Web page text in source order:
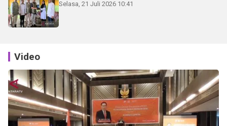
Selasa, 21 Juli 2026 10:41
Video